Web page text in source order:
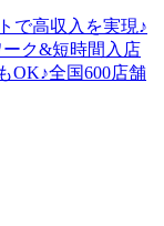
で高収入を実現♪
ク&短時間入店
OK♪全国600店舗